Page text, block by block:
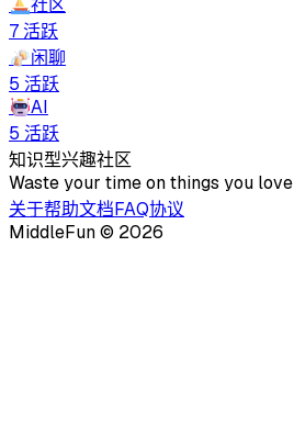
⛵社区
7活跃
🍻闲聊
5 活跃
🤖AI
5 活跃
知识型兴趣社区
Waste your time on things you love
关于帮助文档FAQ协议
MiddleFun © 2026